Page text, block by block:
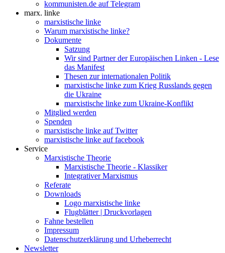
kommunisten.de auf Telegram
marx. linke
marxistische linke
Warum marxistische linke?
Dokumente
Satzung
Wir sind Partner der Europäischen Linken - Lese
das Manifest
Thesen zur internationalen Politik
marxistische linke zum Krieg Russlands gegen
die Ukraine
marxistische linke zum Ukraine-Konflikt
Mitglied werden
Spenden
marxistische linke auf Twitter
marxistische linke auf facebook
Service
Marxistische Theorie
Marxistische Theorie - Klassiker
Integrativer Marxismus
Referate
Downloads
Logo marxistische linke
Flugblätter | Druckvorlagen
Fahne bestellen
Impressum
Datenschutzerklärung und Urheberrecht
Newsletter